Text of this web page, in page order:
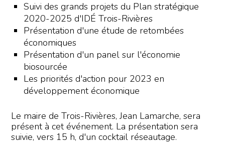
Suivi des grands projets du Plan stratégique
2020-2025 d'IDÉ Trois-Rivières
Présentation d'une étude de retombées
économiques
Présentation d'un panel sur l'économie
biosourcée
Les priorités d'action pour 2023 en
développement économique
Le maire de Trois-Rivières, Jean Lamarche, sera
présent à cet événement. La présentation sera
suivie, vers 15 h, d'un cocktail réseautage.